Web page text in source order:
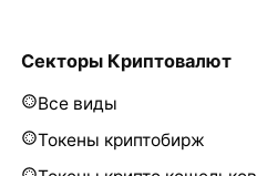
Секторы Криптовалют
Все виды
Токены криптобирж